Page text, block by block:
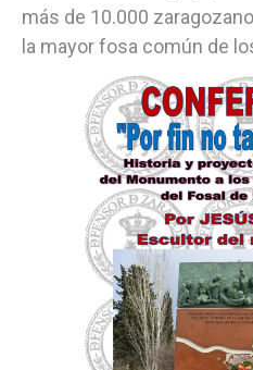
más de 10.000
la mayor fosa común de